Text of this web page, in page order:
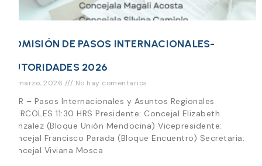
COMISIÓN DE PASOS INTERNACIONALES-
AUTORIDADES 2026
25 marzo, 2026 No hay comentarios
PIAR – Pasos Internacionales y Asuntos Regionales
MIERCOLES 11:30 HRS Presidente: Concejal Elizabeth
Gonzalez (Bloque Unión Mendocina) Vicepresidente:
Concejal Francisco Parada (Bloque Encuentro) Secretaria:
Concejal Viviana Mosca